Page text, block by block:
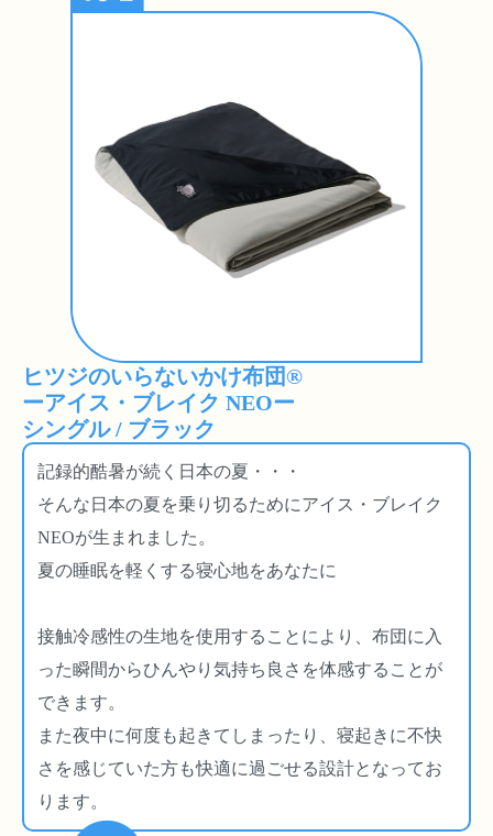
ヒツジのいらないかけ布団®
ーアイス・ブレイク NEOー
シングル / ブラック
記録的酷暑が続く日本の夏・・・
そんな日本の夏を乗り切るためにアイス・ブレイク
NEOが生まれました。
夏の睡眠を軽くする寝心地をあなたに
接触冷感性の生地を使用することにより、布団に入
った瞬間からひんやり気持ち良さを体感することが
できます。
また夜中に何度も起きてしまったり、寝起きに不快
さを感じていた方も快適に過ごせる設計となってお
ります。